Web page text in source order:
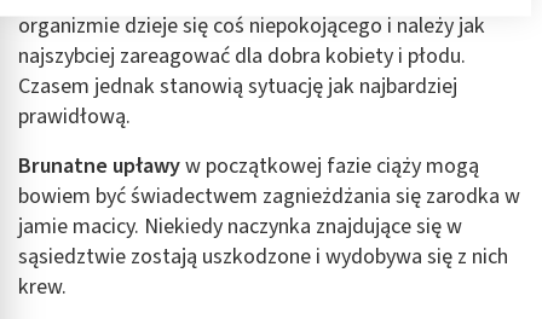
organizmie dzieje się coś niepokojącego i należy jak
najszybciej zareagować dla dobra kobiety i płodu.
Czasem jednak stanowią sytuację jak najbardziej
prawidłową.
Brunatne upławyw początkowej fazie ciąży mogą
bowiem być świadectwem zagnieżdżania się zarodka w
jamie macicy. Niekiedy naczynka znajdujące się w
sąsiedztwie zostają uszkodzone i wydobywa się z nich
krew.
Przechowywanie informacji na urządzeniu lub
dostęp do nich
Wykorzystywanie ograniczonych danych do
wyboru reklam
Tworzenie profili w celu spersonalizowanych
reklam
Wykorzystanie profili do wyboru
spersonalizowanych reklam
Tworzenie profili w celu personalizacji treści